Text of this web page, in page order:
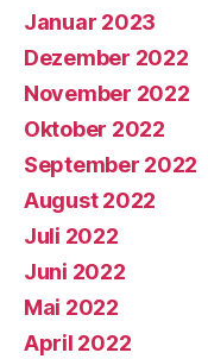
Januar 2023
Dezember 2022
November 2022
Oktober 2022
September 2022
August 2022
Juli 2022
Juni 2022
Mai 2022
April 2022